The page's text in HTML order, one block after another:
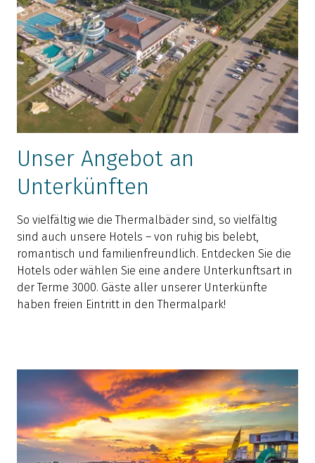
Unser Angebot an
Unterkünften
So vielfältig wie die Thermalbäder sind, so vielfältig
sind auch unsere Hotels – von ruhig bis belebt,
romantisch und familienfreundlich. Entdecken Sie die
Hotels oder wählen Sie eine andere Unterkunftsart in
der Terme 3000. Gäste aller unserer Unterkünfte
haben freien Eintritt in den Thermalpark!